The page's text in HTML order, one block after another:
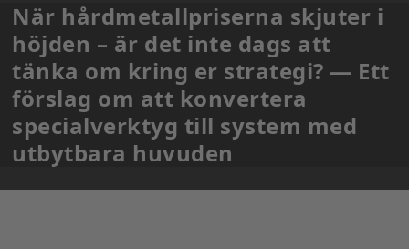
När hårdmetallpriserna skjuter i
höjden – är det inte dags att
tänka om kring er strategi? — Ett
förslag om att konvertera
specialverktyg till system med
utbytbara huvuden